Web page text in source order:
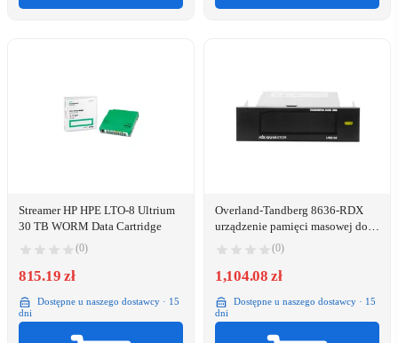
Streamer HP HPE LTO-8 Ultrium
30 TB WORM Data Cartridge
(0)
815.19 zł
Dostępne u naszego dostawcy · 15
dni
Overland-Tandberg 8636-RDX
urządzenie pamięci masowej do
wykonywania kopii zapasowych
Dysk magazynowy Wkładka RDX
(0)
1,104.08 zł
Dostępne u naszego dostawcy · 15
dni